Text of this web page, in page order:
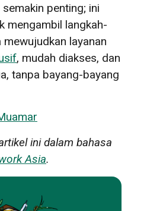
penting; ini
mengambil langkah-
layanan
, mudah diakses, dan
tanpa bayang-bayang
ini dalam bahasa
Asia.